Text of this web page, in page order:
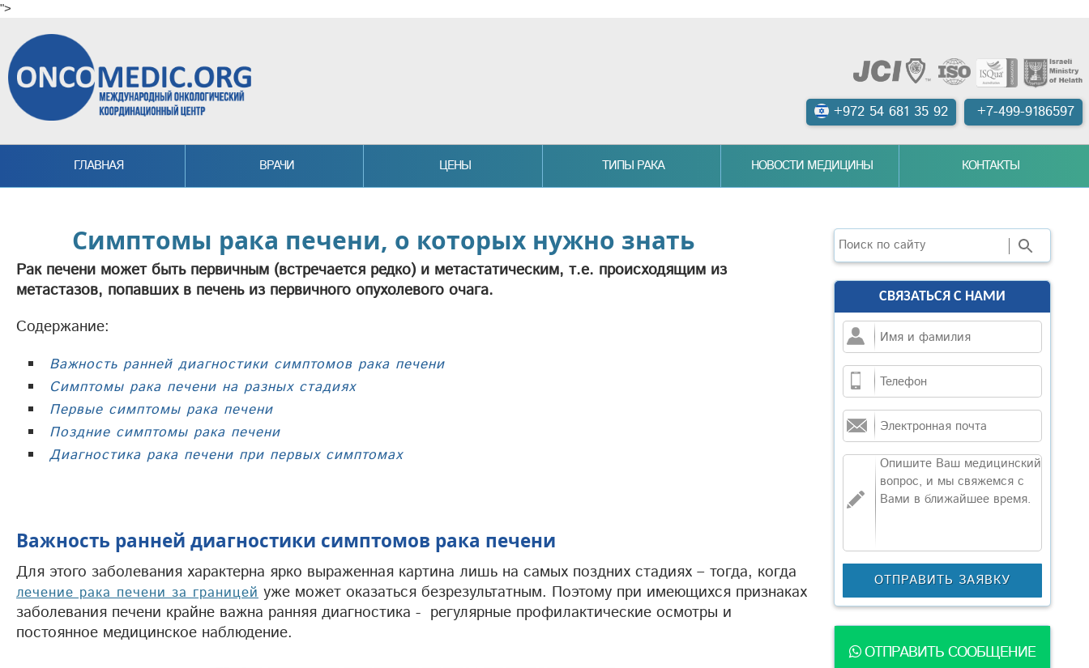
">
+7-499-9186597
+972 54 681 35 92
ГЛАВНАЯ ВРАЧИ ЦЕНЫ ТИПЫ РАКА НОВОСТИ МЕДИЦИНЫ КОНТАКТЫ
Симптомы рака печени, о которых нужно знать
Рак печени может быть первичным (встречается редко) и метастатическим, т.е. происходящим из
метастазов, попавших в печень из первичного опухолевого очага.
Содержание:
Важность ранней диагностики симптомов рака печени
Симптомы рака печени на разных стадиях
Первые симптомы рака печени
Поздние симптомы рака печени
Диагностика рака печени при первых симптомах
Важность ранней диагностики симптомов рака печени
Для этого заболевания характерна ярко выраженная картина лишь на самых поздних стадиях – тогда, когда
лечение рака печени за границей уже может оказаться безрезультатным. Поэтому при имеющихся признаках
заболевания печени крайне важна ранняя диагностика - регулярные профилактические осмотры и
постоянное медицинское наблюдение.
Поиск
СВЯЗАТЬСЯ С НАМИ
ОТПРАВИТЬ СООБЩЕНИЕ